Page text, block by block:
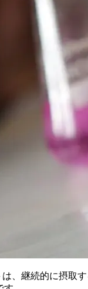
、継続的に摂取